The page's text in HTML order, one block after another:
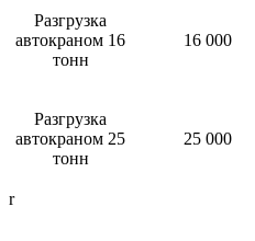
Разгрузка
автокраном 16
тонн
16 000
Разгрузка
автокраном 25
тонн
25 000
r